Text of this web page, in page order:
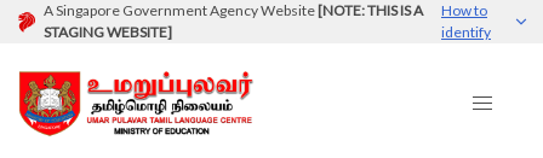
A Singapore Government Agency Website [NOTE: THIS IS A
STAGING WEBSITE]
How to
identify